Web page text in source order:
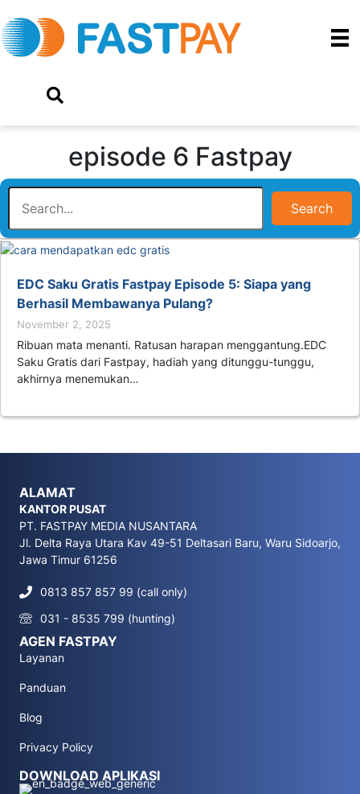
episode 6 Fastpay
Search
EDC Saku Gratis Fastpay Episode 5: Siapa yang
Berhasil Membawanya Pulang?
November 2, 2025
Ribuan mata menanti. Ratusan harapan menggantung.EDC
Saku Gratis dari Fastpay, hadiah yang ditunggu-tunggu,
akhirnya menemukan…
ALAMAT
KANTOR PUSAT
PT. FASTPAY MEDIA NUSANTARA
Jl. Delta Raya Utara Kav 49-51 Deltasari Baru, Waru Sidoarjo,
Jawa Timur 61256
0813 857 857 99 (call only)
031 - 8535 799 (hunting)
AGEN FASTPAY
Layanan
Panduan
Blog
Privacy Policy
DOWNLOAD APLIKASI